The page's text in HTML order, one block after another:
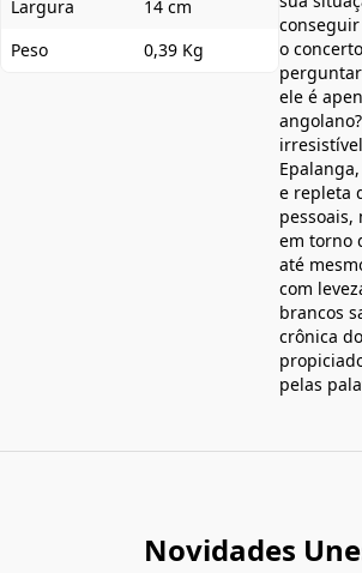
Largura
14 cm
Peso
0,39 Kg
o
ele é
e repleta
pessoais,
em torno
até
com
brancos
crônica
pelas
Novidades